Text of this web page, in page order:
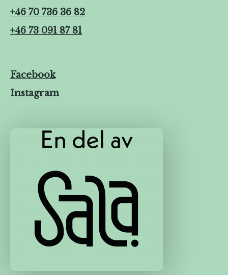
+46 70 736 36 82
+46 73 091 87 81
Facebook
Instagram